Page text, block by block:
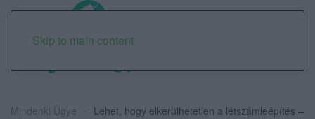
Skip to main content
Mindenki Ügye
Lehet, hogy elkerülhetetlen a létszámleépítés –